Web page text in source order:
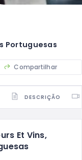
Portuguesas
Compartilhar
DESCRIÇÃO
Et Vins,